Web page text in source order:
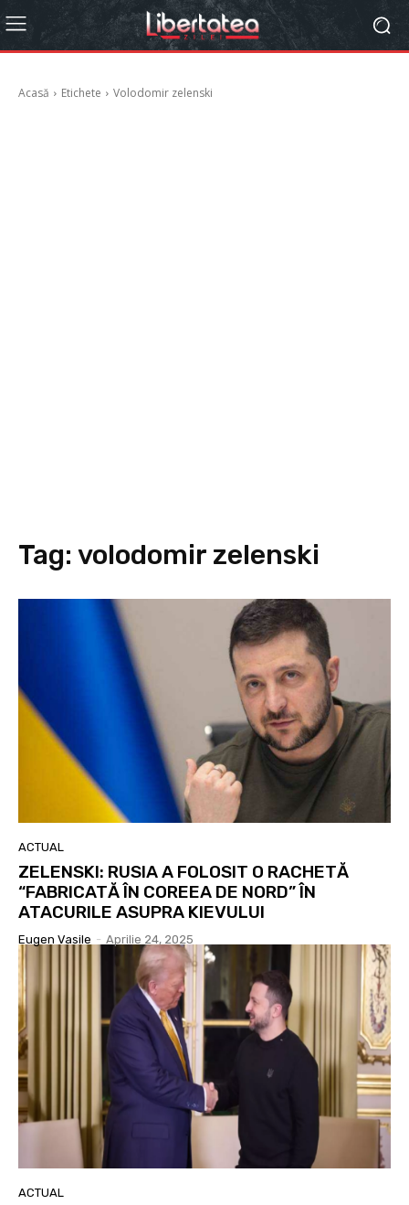
Acasă Etichete Volodomir zelenski
Tag: volodomir zelenski
ACTUAL
ZELENSKI: RUSIA A FOLOSIT O RACHETĂ
“FABRICATĂ ÎN COREEA DE NORD” ÎN
ATACURILE ASUPRA KIEVULUI
Eugen Vasile - Aprilie 24, 2025
ACTUAL